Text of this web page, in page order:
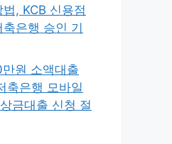
, KCB 신용점
은행 승인 기
원 소액대출
축은행 모바일
금대출 신청 절